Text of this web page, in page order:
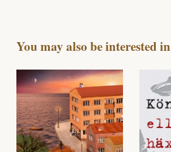
You may also be interested in